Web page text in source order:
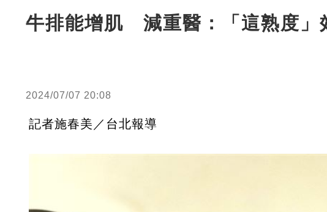
牛排能增肌 減重醫：「這熟度」
2024/07/07 20:08
記者施春美／台北報導